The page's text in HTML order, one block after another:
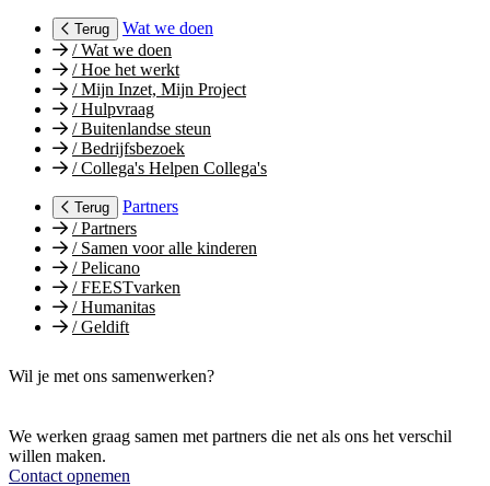
Terug
Wat we doen
/Wat we doen
/Hoe het werkt
/Mijn Inzet, Mijn Project
/Hulpvraag
/Buitenlandse steun
/Bedrijfsbezoek
/Collega's Helpen Collega's
Terug
Partners
/Partners
/Samen voor alle kinderen
/Pelicano
/FEESTvarken
/Humanitas
/Geldift
Wil je met ons samenwerken?
We werken graag samen met partners die net als ons het verschil
willen maken.
Contact opnemen